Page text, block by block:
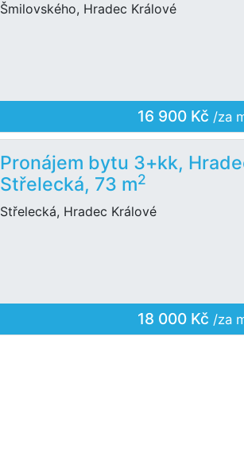
Šmilovského, Hradec Králové
16 900 Kč /za
Pronájem bytu 3+kk,
Střelecká, 73 m2
Střelecká, Hradec Králové
18 000 Kč /za